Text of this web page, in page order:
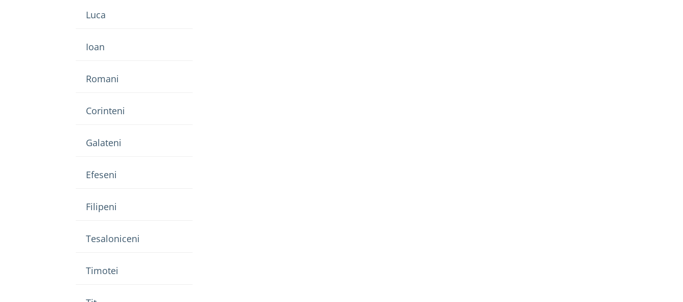
Luca
Ioan
Romani
Corinteni
Galateni
Efeseni
Filipeni
Tesaloniceni
Timotei